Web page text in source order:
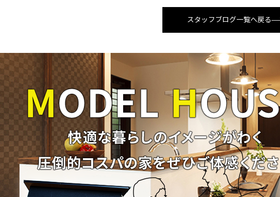
スタッフブログ一覧へ戻る